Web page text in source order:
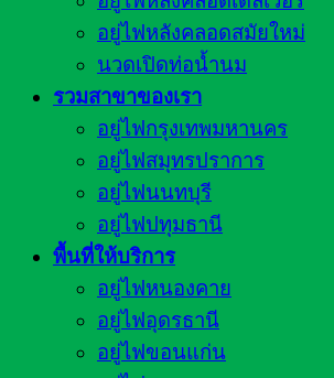
อยู่ไฟหลังคลอดสมัยใหม่
นวดเปิดท่อน้ำนม
รวมสาขาของเรา
อยู่ไฟกรุงเทพมหานคร
อยู่ไฟสมุทรปราการ
อยู่ไฟนนทบุรี
อยู่ไฟปทุมธานี
พื้นที่ให้บริการ
อยู่ไฟหนองคาย
อยู่ไฟอุดรธานี
อยู่ไฟขอนแก่น